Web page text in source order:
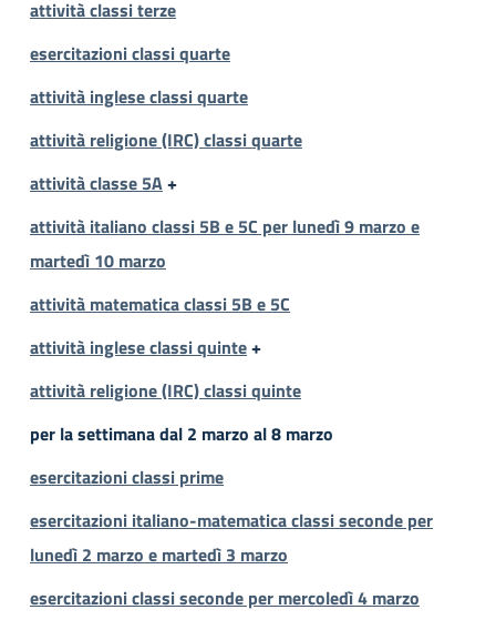
attività classi terze
esercitazioni classi quarte
attività inglese classi quarte
attività religione (IRC) classi quarte
attività classe 5A+
attività italiano classi 5B e 5C per lunedì 9 marzo e
martedì 10 marzo
attività matematica classi 5B e 5C
attività inglese classi quinte+
attività religione (IRC) classi quinte
per la settimana dal 2 marzo al 8 marzo
esercitazioni classi prime
esercitazioni italiano-matematica classi seconde per
lunedì 2 marzo e martedì 3 marzo
esercitazioni classi seconde per mercoledì 4 marzo